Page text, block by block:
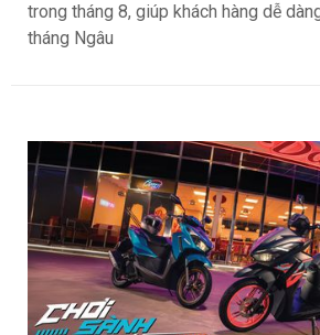
trong tháng 8, giúp khách hàng dễ
tháng Ngâu